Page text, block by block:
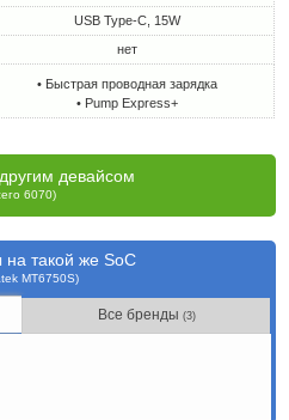
USB Type-C, 15W
нет
• Быстрая проводная зарядка
• Pump Express+
девайсом
6070)
такой же SoC
MT6750S)
Все бренды (3)